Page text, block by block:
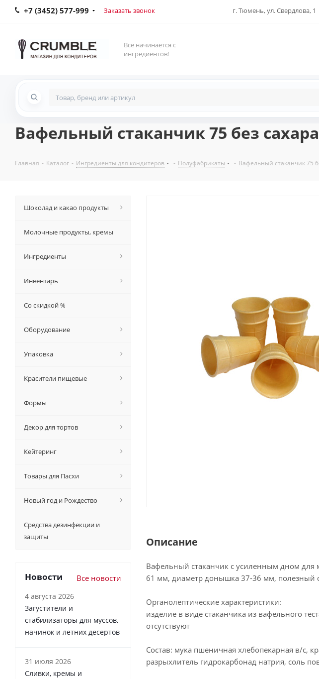
+7 (3452) 577-999 Заказать звонок г. Тюмень, ул. Свердлова, 1
Все начинается с
ингредиентов!
Вафельный стаканчик 75 без
Главная - Каталог - Ингредиенты для кондитеров - Полуфабрикаты - Вафельный стаканчик 75
Описание
Вафельный стаканчик с усиленным дном для
61 мм, диаметр донышка 37-36 мм, полезный
Органолептические характеристики:
изделие в виде стаканчика из вафельного
отсутствуют
Состав: мука пшеничная хлебопекарная в/с,
разрыхлитель гидрокарбонад натрия, соль
Шоколад и какао продукты
Молочные продукты, кремы
Ингредиенты
Инвентарь
Со скидкой %
Оборудование
Упаковка
Красители пищевые
Формы
Декор для тортов
Кейтеринг
Товары для Пасхи
Новый год и Рождество
Средства дезинфекции и
защиты
Новости Все новости
4 августа 2026
Загустители и
стабилизаторы для муссов,
начинок и летних десертов
31 июля 2026
Сливки, кремы и